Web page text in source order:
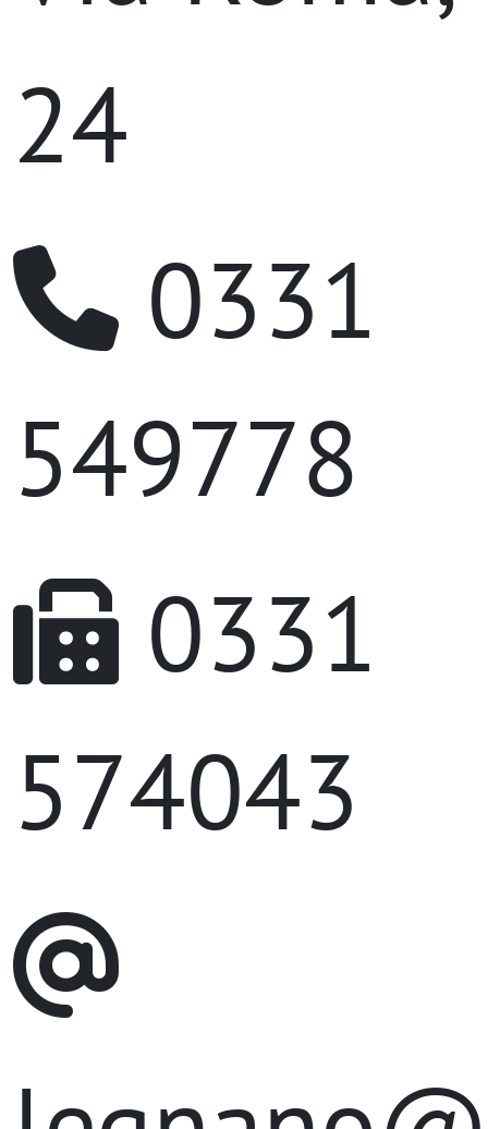
24
0331
549778
0331
574043